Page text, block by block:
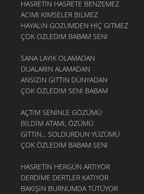
HASRETİN HASRETE BENZEMEZ
ACIMI KIMSELER BILMEZ
HAYALIN GOZUMDEN HİÇ GITMEZ
ÇOK OZLEDIM BABAM SENI
SANA LAYIK OLAMADAN
DUALARIN ALAMADAN
ANSIZIN GITTIN DÜNYADAN
ÇOK ÖZLEDIM SENI BABAM
AÇTIM SENİNLE GÖZÜMÜ
BİLDİM ATAMI, ÖZÜMÜ
GİTTİN... SOLDURDUN YÜZÜMÜ
ÇOK ÖZLEDİM BABAM SENI
HASRETİN HERGÜN ARTIYOR
DERDİME DERTLER KATIYOR
BAKIŞIN BURNUMDA TÜTÜYOR